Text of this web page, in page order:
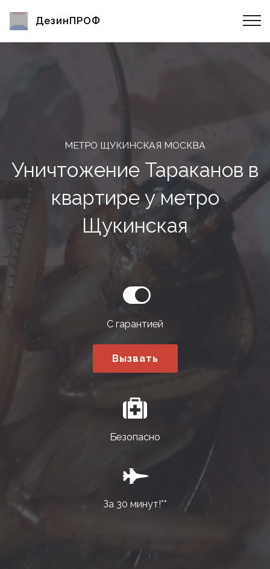
ДезинПРОФ
МЕТРО ЩУКИНСКАЯ МОСКВА
Уничтожение Тараканов в
квартире у метро
Щукинская
С гарантией
Вызвать
Безопасно
За 30 минут!**